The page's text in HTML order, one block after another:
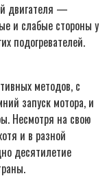
двигателя —
и слабые стороны у
подогревателей.
методов, с
запуск мотора, и
Несмотря на свою
и в разной
десятилетие